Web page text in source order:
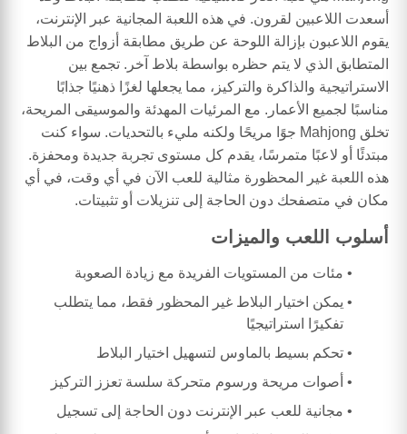
أسعدت اللاعبين لقرون. في هذه اللعبة المجانية عبر الإنترنت،
يقوم اللاعبون بإزالة اللوحة عن طريق مطابقة أزواج من البلاط
المتطابق الذي لا يتم حظره بواسطة بلاط آخر. تجمع بين
الاستراتيجية والذاكرة والتركيز، مما يجعلها لغزًا ذهنيًا جذابًا
مناسبًا لجميع الأعمار. مع المرئيات المهدئة والموسيقى المريحة،
تخلق Mahjong جوًا مريحًا ولكنه مليء بالتحديات. سواء كنت
مبتدئًا أو لاعبًا متمرسًا، يقدم كل مستوى تجربة جديدة ومحفزة.
هذه اللعبة غير المحظورة مثالية للعب الآن في أي وقت، في أي
مكان في متصفحك دون الحاجة إلى تنزيلات أو تثبيتات.
أسلوب اللعب والميزات
مئات من المستويات الفريدة مع زيادة الصعوبة
يمكن اختيار البلاط غير المحظور فقط، مما يتطلب
تفكيرًا استراتيجيًا
تحكم بسيط بالماوس لتسهيل اختيار البلاط
أصوات مريحة ورسوم متحركة سلسة تعزز التركيز
مجانية للعب عبر الإنترنت دون الحاجة إلى تسجيل